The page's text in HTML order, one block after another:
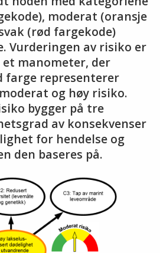
moderat (oransje
(rød fargekode)
Vurderingen av risiko er
manometer, der
farge representerer
og høy risiko.
bygger på tre
av konsekvenser
for hendelse og
den baseres på.